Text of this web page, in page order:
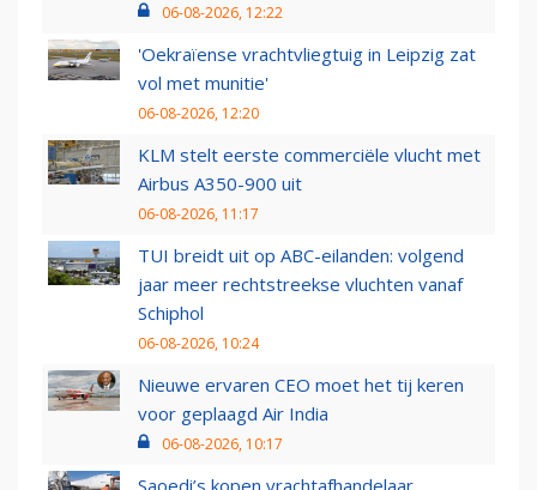
06-08-2026, 12:22
'Oekraïense vrachtvliegtuig in Leipzig zat
vol met munitie'
06-08-2026, 12:20
KLM stelt eerste commerciële vlucht met
Airbus A350-900 uit
06-08-2026, 11:17
TUI breidt uit op ABC-eilanden: volgend
jaar meer rechtstreekse vluchten vanaf
Schiphol
06-08-2026, 10:24
Nieuwe ervaren CEO moet het tij keren
voor geplaagd Air India
06-08-2026, 10:17
Saoedi’s kopen vrachtafhandelaar